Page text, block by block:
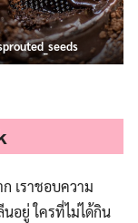
เราชอบความ
อยู่ ใครที่ไม่ได้กิน